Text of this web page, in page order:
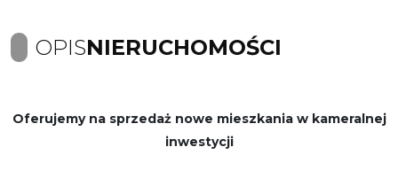
OPISNIERUCHOMOŚCI
Oferujemy na sprzedaż nowe mieszkania w kameralnej
inwestycji